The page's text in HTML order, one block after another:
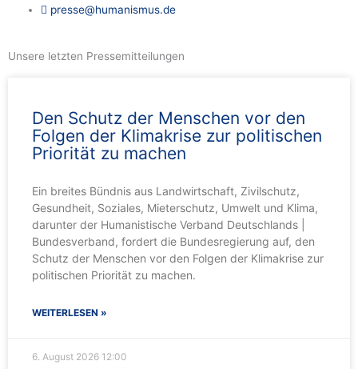
presse@humanismus.de
Unsere letzten Pressemitteilungen
Den Schutz der Menschen vor den
Folgen der Klimakrise zur politischen
Priorität zu machen
Ein breites Bündnis aus Landwirtschaft, Zivilschutz,
Gesundheit, Soziales, Mieterschutz, Umwelt und Klima,
darunter der Humanistische Verband Deutschlands |
Bundesverband, fordert die Bundesregierung auf, den
Schutz der Menschen vor den Folgen der Klimakrise zur
politischen Priorität zu machen.
WEITERLESEN »
6. August 2026 12:00